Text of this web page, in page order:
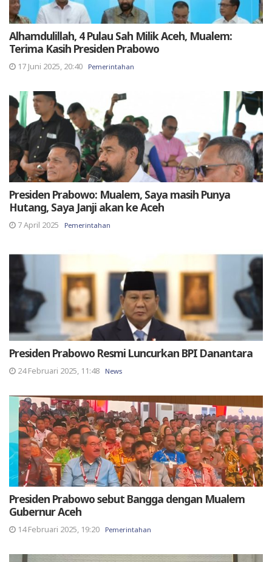
Alhamdulillah, 4 Pulau Sah Milik Aceh, Mualem:
Terima Kasih Presiden Prabowo
17 Juni 2025, 20:40 Pemerintahan
Presiden Prabowo: Mualem, Saya masih Punya
Hutang, Saya Janji akan ke Aceh
7 April 2025 Pemerintahan
Presiden Prabowo Resmi Luncurkan BPI Danantara
24 Februari 2025, 11:48 News
Presiden Prabowo sebut Bangga dengan Mualem
Gubernur Aceh
14 Februari 2025, 19:20 Pemerintahan